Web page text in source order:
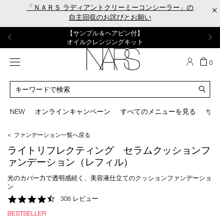
×
「ＮＡＲＳ ラディアントクリーミーコンシーラー」の
自主回収のお詫びとお願い
【ミニパフプレゼント】
新リキッドブラッシュご購入でプレゼント
【はじめての購入はこちらから】
新リキッドブラッシュスターターキット
【サンプル＆ヘアピン付】
オイルクレンジングキット
【ギフトショッパープレゼント】
カラーアイテムをあの人へのプレゼントに
【ポーチ＆ブラッシュプレゼント】
ORGASM CAMPAIGN
メニュー
NEW オンラインキャンペーン すべてのメニューを見る サ
カ
ト
商
数
0
ロ
グ
検
can
tab
key
(or
swipe
or
right
on
mobile
＜ ファンデーション一覧へ戻る
ライトリフレクティング セラムクッションフ
ァンデーション（レフィル）
光のカバー力で透明感続く、美容液仕立てのクッションファンデーショ
ン
4.5
308 レビュー
BESTSELLER